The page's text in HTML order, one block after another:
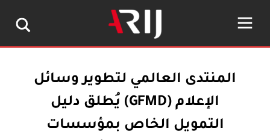
المنتدى العالمي لتطوير وسائل
الإعلام (GFMD) يُطلق دليل
التمويل الخاص بمؤسسات